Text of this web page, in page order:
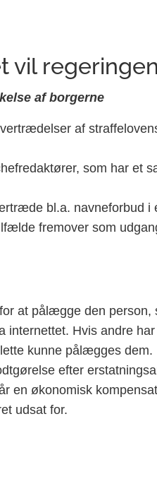
vil
af borgerne
af
som har et
bl.a. navneforbud
fremover som
at pålægge den
internettet. Hvis andre
kunne pålægges dem.
efter
en økonomisk
udsat for.